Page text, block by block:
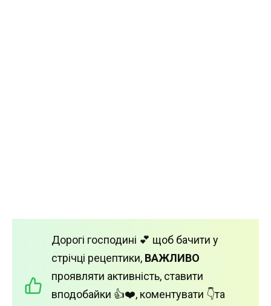
Дорогі господині 💕 щоб бачити у
стрічці рецептики, ВАЖЛИВО
проявляти активність, ставити
вподобайки 👍❤️, коментувати 👇та